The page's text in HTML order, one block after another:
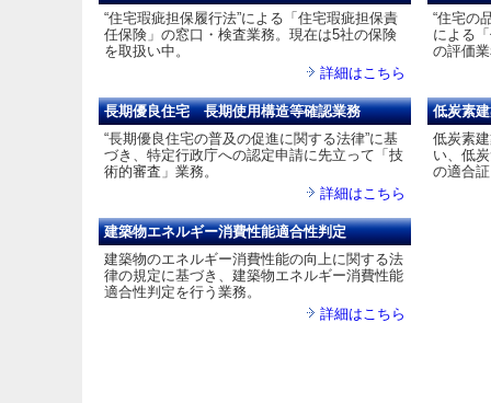
“住宅瑕疵担保履行法”による「住宅瑕疵担保責
任保険」の窓口・検査業務。現在は5社の保険
を取扱い中。
詳細はこちら
“住宅の
による
の評価
長期優良住宅 長期使用構造等確認業務
“長期優良住宅の普及の促進に関する法律”に基
づき、特定行政庁への認定申請に先立って「技
術的審査」業務。
詳細はこちら
低炭素
低炭素
い、低
の適合
建築物エネルギー消費性能適合性判定
建築物のエネルギー消費性能の向上に関する法
律の規定に基づき、建築物エネルギー消費性能
適合性判定を行う業務。
詳細はこちら